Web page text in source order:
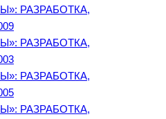
РАЗРАБОТКА,
РАЗРАБОТКА,
РАЗРАБОТКА,
РАЗРАБОТКА,